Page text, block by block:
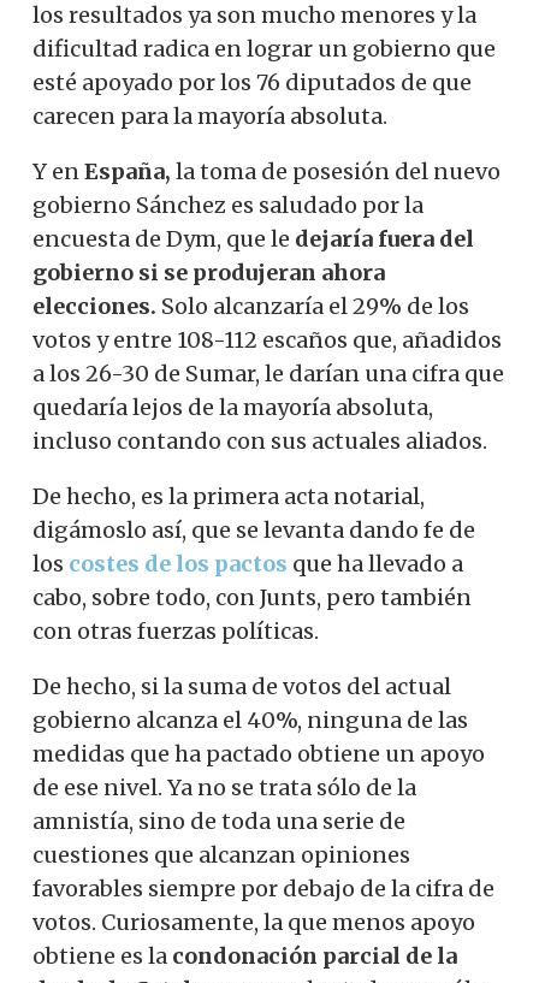
los resultados ya son mucho menores y la
dificultad radica en lograr un gobierno que
esté apoyado por los 76 diputados de que
carecen para la mayoría absoluta.
Y enEspaña, la toma de posesión del nuevo
gobierno Sánchez es saludado por la
encuesta de Dym, que le dejaría fuera del
gobierno si se produjeran ahora
elecciones. Solo alcanzaría el 29% de los
votos y entre 108-112 escaños que, añadidos
a los 26-30 de Sumar, le darían una cifra que
quedaría lejos de la mayoría absoluta,
incluso contando con sus actuales aliados.
De hecho, es la primera acta notarial,
digámoslo así, que se levanta dando fe de
los costes de los pactos que ha llevado a
cabo, sobre todo, con Junts, pero también
con otras fuerzas políticas.
De hecho, si la suma de votos del actual
gobierno alcanza el 40%, ninguna de las
medidas que ha pactado obtiene un apoyo
de ese nivel. Ya no se trata sólo de la
amnistía, sino de toda una serie de
cuestiones que alcanzan opiniones
favorables siempre por debajo de la cifra de
votos. Curiosamente, la que menos apoyo
obtiene es la condonación parcial de la